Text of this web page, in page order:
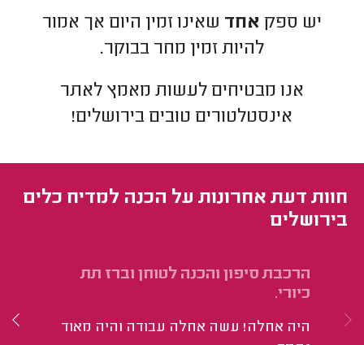
יש ספק אחד שאינו זמין היום אך אמור
להיות זמין מחר בבוקר.
אנו מבטיחים לעשות מאמץ לאתר
אינסטלטורים טובים בירושלים!
חוות דעת אחרונות על הכנה למדיח כלים
בירושלים
הרכבת סיפון והכנה לטוחן וברז תת
כיורי.
היה אחלה! עשה אחלה עבודה והיה מאוד